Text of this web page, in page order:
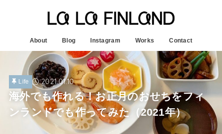
About Blog Instagram Works Contact
Life 2021.01.10
海外でも作れる！お正月のおせちをフィ
ンランドでも作ってみた（2021年）